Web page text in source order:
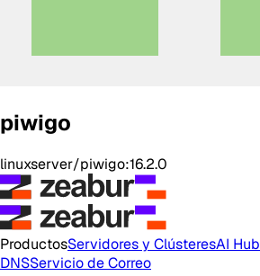
piwigo
linuxserver/piwigo:16.2.0
ProductosServidores y ClústeresAI Hub
DNSServicio de Correo